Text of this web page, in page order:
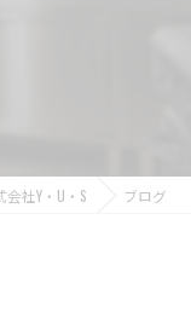
社Y・U・S ブログ